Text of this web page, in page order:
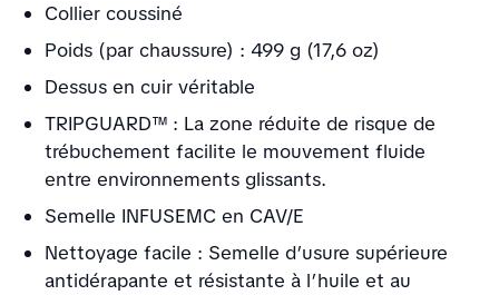
Collier coussiné
Poids (par chaussure) : 499 g (17,6 oz)
Dessus en cuir véritable
TRIPGUARD™ : La zone réduite de risque de
trébuchement facilite le mouvement fluide
entre environnements glissants.
Semelle INFUSEMC en CAV/E
Nettoyage facile : Semelle d’usure supérieure
antidérapante et résistante à l’huile et au